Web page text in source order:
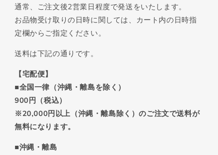
通常、ご注文後2営業日程度で発送をいたします。
お品物受け取りの日時に関しては、カート内の日時指
定欄からご指定ください。
送料は下記の通りです。
【宅配便】
■全国一律（沖縄・離島を除く）
900円（税込）
※20,000円以上（沖縄・離島除く）のご注文で送料が
無料になります。
■沖縄・離島